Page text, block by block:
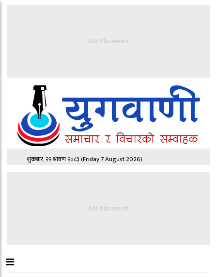
Ads Placement
शुक्रबार, २२ श्रावण २०८३(Friday 7 August 2026)
Ads Placement